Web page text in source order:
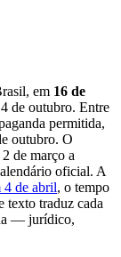
em 16 de
de outubro. Entre
permitida,
outubro. O
de março a
oficial. A
4 de abril, o tempo
texto traduz cada
— jurídico,